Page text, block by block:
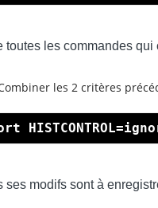
toutes les commandes
les 2 critères
ses modifs sont à